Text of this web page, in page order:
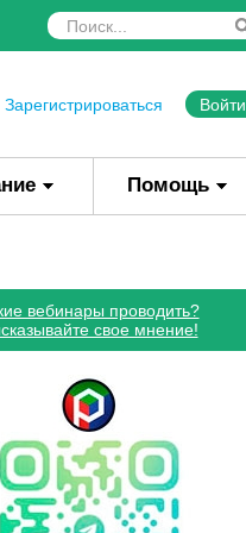
Зарегистрироваться Войти
Помощь
вебинары проводить?
свое мнение!